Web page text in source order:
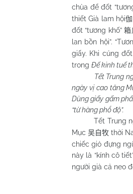
chùa để đốt
thiết Già lam hội
đốt “tương khố”箱
lan bồn hội”.
giấy. Khi cúng
trong Đế kinh tuế
Tết Trung
ngày vị cao tăng
Dùng giấy gấm
“từ hàng phổ độ”.
Tết Trung
Mục吴自牧 thời
chiếc giỏ đựng
này là “kính cô
người già cả neo